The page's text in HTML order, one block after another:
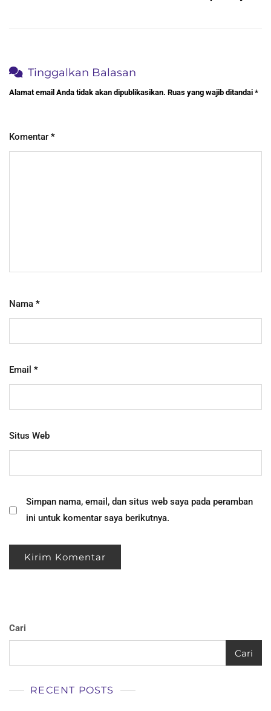
Tinggalkan Balasan
Alamat email Anda tidak akan dipublikasikan. Ruas yang wajib ditandai *
Komentar *
Nama *
Email *
Situs Web
Simpan nama, email, dan situs web saya pada peramban
ini untuk komentar saya berikutnya.
Cari
Cari
RECENT POSTS